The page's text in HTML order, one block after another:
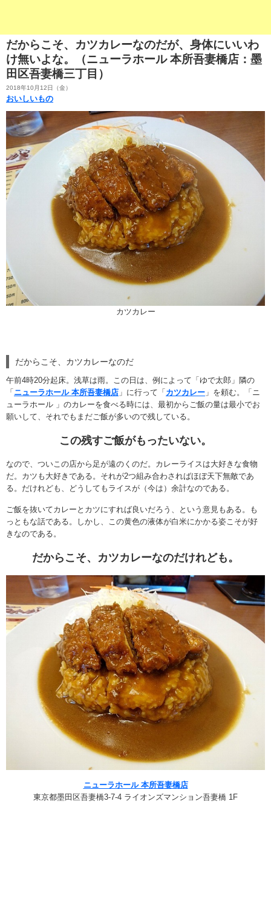
だからこそ、カツカレーなのだが、身体にいいわ
け無いよな。（ニューラホール 本所吾妻橋店：墨
田区吾妻橋三丁目）
2018年10月12日（金）
おいしいもの
カツカレー
だからこそ、カツカレーなのだ
午前4時20分起床。浅草は雨。この日は、例によって「ゆで太郎」隣の
「 ニューラホール 本所吾妻橋店 」に行って「 カツカレー 」を頼む。「ニ
ューラホール 」のカレーを食べる時には、最初からご飯の量は最小でお
願いして、それでもまだご飯が多いので残している。
この残すご飯がもったいない。
なので、ついこの店から足が遠のくのだ。カレーライスは大好きな食物
だ。カツも大好きである。それが2つ組み合わさればほぼ天下無敵であ
る。だけれども、どうしてもライスが（今は）余計なのである。
ご飯を抜いてカレーとカツにすれば良いだろう、という意見もある。も
っともな話である。しかし、この黄色の液体が白米にかかる姿こそが好
きなのである。
だからこそ、カツカレーなのだけれども。
ニューラホール 本所吾妻橋店
東京都墨田区吾妻橋3-7-4 ライオンズマンション吾妻橋 1F